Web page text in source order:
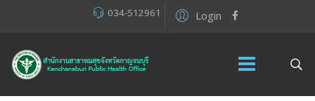
Login
034-512961